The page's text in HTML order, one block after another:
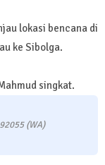
lokasi bencana di
ke Sibolga.
singkat.
(WA)